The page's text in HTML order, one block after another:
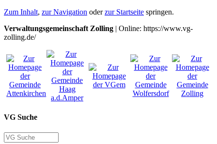
Zum Inhalt, zur Navigation oderzur Startseite springen.
Verwaltungsgemeinschaft Zolling | Online: https://www.vg-
zolling.de/
VG Suche